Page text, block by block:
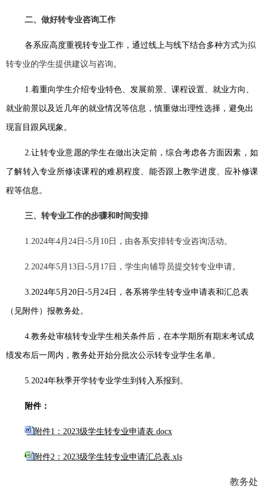
二、做好转专业咨询工作
各系应高度重视转专业工作，通过线上与线下结合多种方式为拟
转专业的学生提供建议与咨询。
1.着重向学生介绍专业特色、发展前景、课程设置、就业方向、
就业前景以及近几年的就业情况等信息，慎重做出理性选择，避免出
现盲目跟风现象。
2.让转专业意愿的学生在做出决定前，综合考虑各方面因素，如
了解转入专业所修读课程的难易程度、能否跟上教学进度、应补修课
程等信息。
三、转专业工作的步骤和时间安排
1.2024年4月 24 日 -5月 10 日，由各系安排转专业咨询活动。
2.2024年5月 13 日 -5月 17 日，学生向辅导员提交转专业申请。
3.2024年5月 20 日 -5月 24 日，各系将学生转专业申请表和汇总表
（见附件）报教务处。
4.教务处审核转专业学生相关条件后，在本学期所有期末考试成
绩发布后一周内，教务处开始分批次公示转专业学生名单。
5.2024年秋季开学转专业学生到转入系报到。
附件：
附件1：2023级学生转专业申请表.docx
附件2：2023级学生转专业申请汇总表.xls
教务处